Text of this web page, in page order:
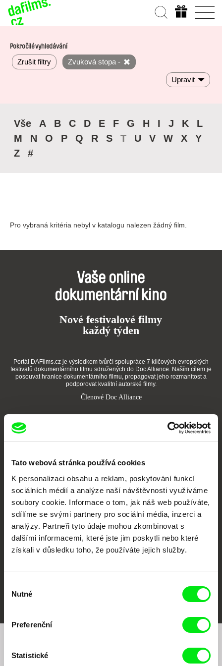
Tato webová stránka používá cookies
K personalizaci obsahu a reklam, poskytování funkcí
sociálních médií a analýze naší návštěvnosti využíváme
soubory cookie. Informace o tom, jak náš web používáte,
sdílíme se svými partnery pro sociální média, inzerci a
analýzy. Partneři tyto údaje mohou zkombinovat s
dalšími informacemi, které jste jim poskytli nebo které
získali v důsledku toho, že používáte jejich služby.
souhlasu
Nutné
Preferenční
Statistické
Pokročilé vyhledávání
Zrušit filtry Zvuková stopa -
Upravit
Vše A B C D E F G H I J K
L
M
N O P Q R S T U V W X
Y
Z
#
Pro vybraná kritéria nebyl v katalogu nalezen žádný film.
Vaše online
dokumentární kino
Nové festivalové filmy
každý týden
Portál DAFilms.cz je výsledkem tvůrčí spolupráce 7 klíčových evropských
festivalů dokumentárního filmu sdružených do Doc Alliance. Naším cílem je
posouvat hranice dokumentárního filmu, propagovat jeho rozmanitost a
podporovat kvalitní autorské filmy.
Členové Doc Alliance
CPH:DOX Doclisboa
Millennium Docs
Against Gravity
DOK Leipzig
Chcete být pravidelně informováni o našem